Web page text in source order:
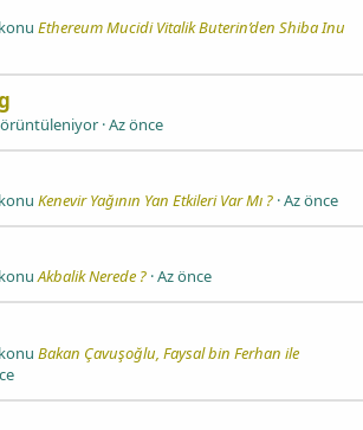
Ethereum Mucidi Vitalik Buterin’den Shiba Inu
Az önce
Kenevir Yağının Yan Etkileri Var Mı ? Az önce
Akbalik Nerede ? Az önce
Bakan Çavuşoğlu, Faysal bin Ferhan ile